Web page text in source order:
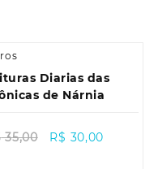
Diarias das
de Nárnia
35,00 R$ 30,00